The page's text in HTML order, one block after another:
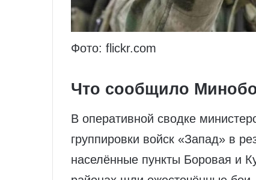
Фото: flickr.com
Что сообщило
В оперативной сводке
группировки войск «Запад» в
населённые пункты Боровая и